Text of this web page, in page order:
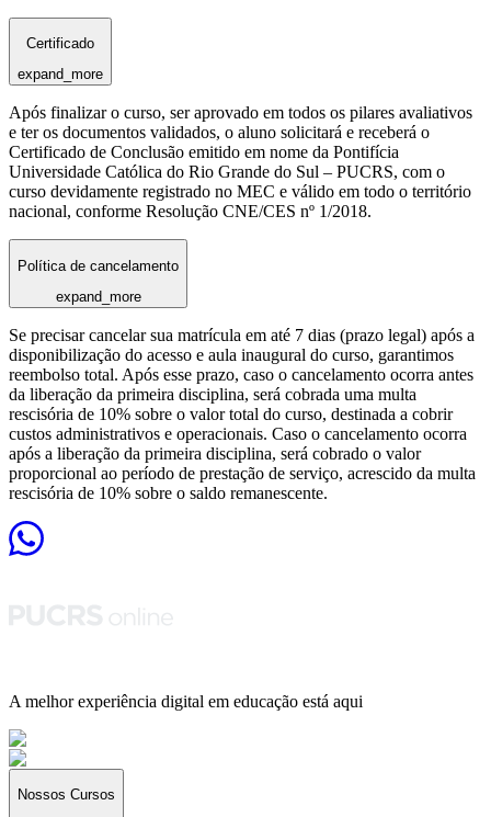
Certificado
expand_more
Após finalizar o curso, ser aprovado em todos os pilares avaliativos
e ter os documentos validados, o aluno solicitará e receberá o
Certificado de Conclusão emitido em nome da Pontifícia
Universidade Católica do Rio Grande do Sul – PUCRS, com o
curso devidamente registrado no MEC e válido em todo o território
nacional, conforme Resolução CNE/CES nº 1/2018.
Política de cancelamento
expand_more
Se precisar cancelar sua matrícula em até 7 dias (prazo legal) após a
disponibilização do acesso e aula inaugural do curso, garantimos
reembolso total. Após esse prazo, caso o cancelamento ocorra antes
da liberação da primeira disciplina, será cobrada uma multa
rescisória de 10% sobre o valor total do curso, destinada a cobrir
custos administrativos e operacionais. Caso o cancelamento ocorra
após a liberação da primeira disciplina, será cobrado o valor
proporcional ao período de prestação de serviço, acrescido da multa
rescisória de 10% sobre o saldo remanescente.
A melhor experiência digital em educação está aqui
Nossos Cursos